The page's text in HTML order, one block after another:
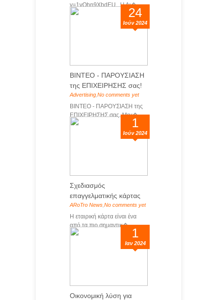
v=1vOhn9XbdEU Η Δι�...
24
Ιούν 2024
ΒΙΝΤΕΟ - ΠΑΡΟΥΣΙΑΣΗ
της ΕΠΙΧΕΙΡΗΣΗΣ σας!
Advertising No comments yet
ΒΙΝΤΕΟ - ΠΑΡΟΥΣΙΑΣΗ της
ΕΠΙΧΕΙΡΗΣΗΣ σας Μεγ�...
1
Ιούν 2024
Σχεδιασμός
επαγγελματικής κάρτας
ARoTro News No comments yet
Η εταιρική κάρτα είναι ένα
από τα πιο σημαντικ�...
1
Ιαν 2024
Οικονομική λύση για